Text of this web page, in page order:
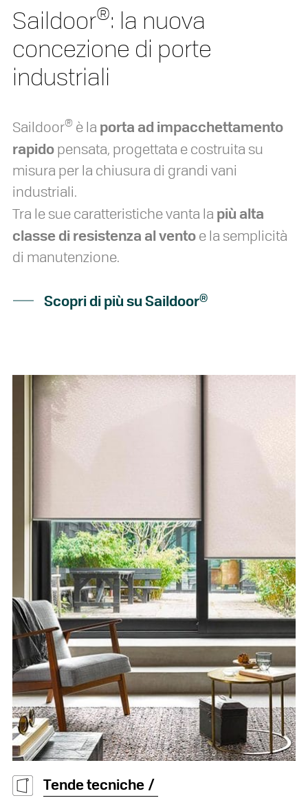
Saildoor®: la nuova
concezione di porte
industriali
Saildoor® è la porta ad impacchettamento
rapidopensata, progettata e costruita su
misura per la chiusura di grandi vani
industriali.
Tra le sue caratteristiche vanta la più alta
classe di resistenza al ventoe la semplicità
di manutenzione.
Scopri di più su Saildoor®
Tende tecniche